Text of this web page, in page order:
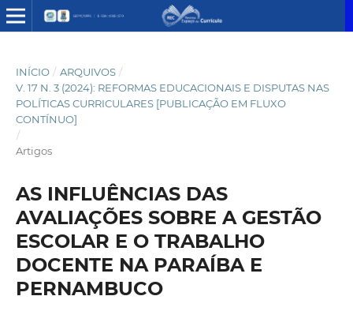
INÍCIO / ARQUIVOS /
V. 17 N. 3 (2024): REFORMAS EDUCACIONAIS E DISPUTAS NAS
POLÍTICAS CURRICULARES [PUBLICAÇÃO EM FLUXO
CONTÍNUO]
/
Artigos
AS INFLUÊNCIAS DAS
AVALIAÇÕES SOBRE A GESTÃO
ESCOLAR E O TRABALHO
DOCENTE NA PARAÍBA E
PERNAMBUCO